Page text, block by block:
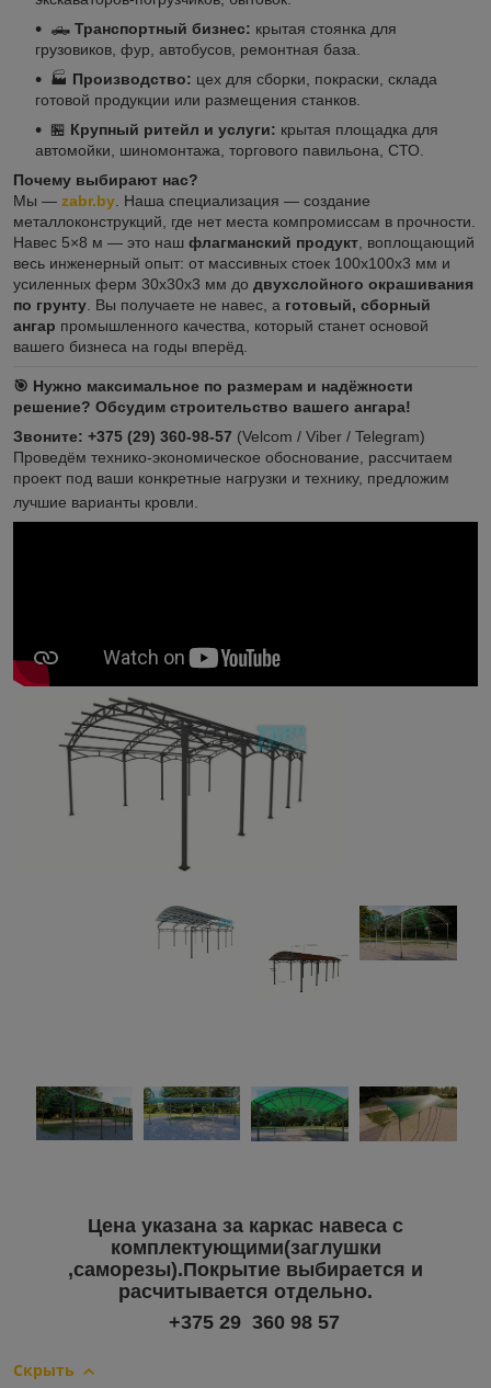
🛻 Транспортный бизнес: крытая стоянка для
грузовиков, фур, автобусов, ремонтная база.
🏭 Производство: цех для сборки, покраски, склада
готовой продукции или размещения станков.
🏪 Крупный ритейл и услуги: крытая площадка для
автомойки, шиномонтажа, торгового павильона, СТО.
Почему выбирают нас?
Мы — zabr.by. Наша специализация — создание
металлоконструкций, где нет места компромиссам в прочности.
Навес 5×8 м — это наш флагманский продукт, воплощающий
весь инженерный опыт: от массивных стоек 100x100x3 мм и
усиленных ферм 30x30x3 мм до двухслойного окрашивания
по грунту. Вы получаете не навес, а готовый, сборный
ангар промышленного качества, который станет основой
вашего бизнеса на годы вперёд.
🎯 Нужно максимальное по размерам и надёжности
решение? Обсудим строительство вашего ангара!
Звоните: +375 (29) 360-98-57 (Velcom / Viber / Telegram)
Проведём технико-экономическое обоснование, рассчитаем
проект под ваши конкретные нагрузки и технику, предложим
лучшие варианты кровли.
Цена указана за каркас навеса с
комплектующими(заглушки
,саморезы).Покрытие выбирается и
расчитывается отдельно.
+375 29 360 98 57
Скрыть